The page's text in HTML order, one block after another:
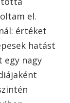
el.
értéket
hatást
egy nagy